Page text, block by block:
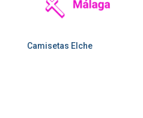
Camisetas Elche